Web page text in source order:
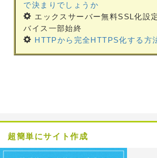
で決まりでしょうか
エックスサーバー無料SSL化設
バイス一部始終
HTTPから完全HTTPS化する方
超簡単にサイト作成